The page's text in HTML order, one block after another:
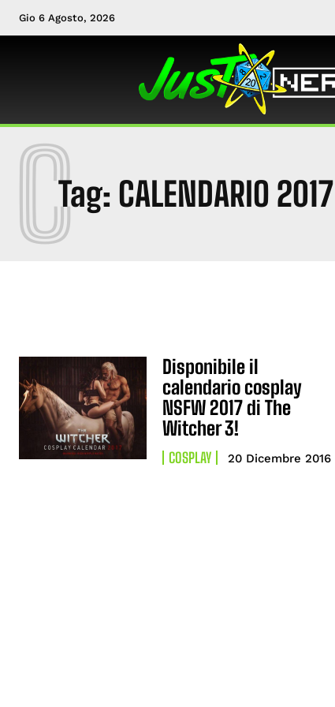
Gio 6 Agosto, 2026
Tag: CALENDARIO 2017
C
Disponibile il
calendario cosplay
NSFW 2017 di The
Witcher 3!
COSPLAY 20 Dicembre 2016